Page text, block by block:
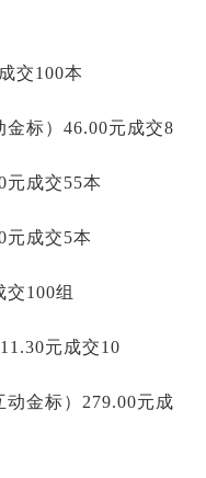
交100本
金标）46.00元成交8
元成交55本
元成交5本
100组
元成交10
动金标）279.00元成